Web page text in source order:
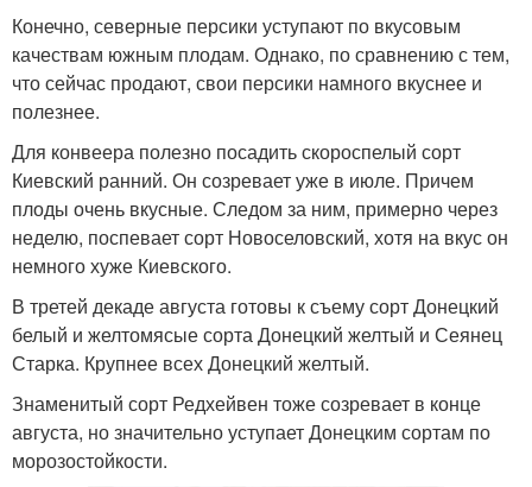
Конечно, северные персики уступают по вкусовым
качествам южным плодам. Однако, по сравнению с тем,
что сейчас продают, свои персики намного вкуснее и
полезнее.
Для конвеера полезно посадить скороспелый сорт
Киевский ранний. Он созревает уже в июле. Причем
плоды очень вкусные. Следом за ним, примерно через
неделю, поспевает сорт Новоселовский, хотя на вкус он
немного хуже Киевского.
В третей декаде августа готовы к съему сорт Донецкий
белый и желтомясые сорта Донецкий желтый и Сеянец
Старка. Крупнее всех Донецкий желтый.
Знаменитый сорт Редхейвен тоже созревает в конце
августа, но значительно уступает Донецким сортам по
морозостойкости.